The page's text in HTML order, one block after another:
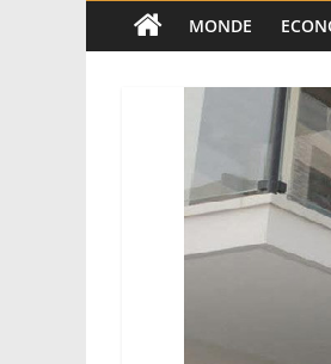
MONDE